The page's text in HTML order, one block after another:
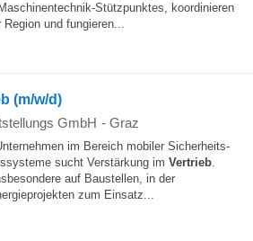
Stützpunktes, koordinieren
und fungieren...
(m/w/d)
GmbH - Graz
im Bereich mobiler Sicherheits-
sucht Verstärkung im Vertrieb.
auf Baustellen, in der
zum Einsatz...